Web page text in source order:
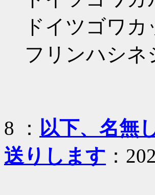
ドイツゴワ
フリンハシ
8 ： 以下、名無
送りします ：